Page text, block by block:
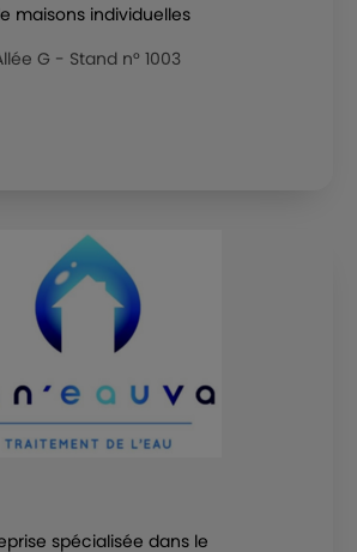
maisons individuelles
G - Stand n° 1003
spécialisée dans le